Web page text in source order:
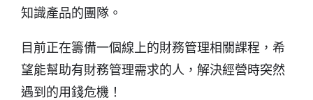
知識產品的團隊。
目前正在籌備一個線上的財務管理相關課程，希
望能幫助有財務管理需求的人，解決經營時突然
遇到的用錢危機！